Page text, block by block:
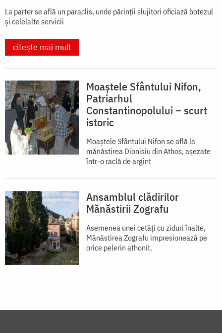
La parter se află un paraclis, unde părinții slujitori oficiază botezul
și celelalte servicii
citește mai mult
Moaștele Sfântului Nifon,
Patriarhul
Constantinopolului – scurt
istoric
Moaștele Sfântului Nifon se află la
mănăstirea Dionisiu din Athos, aşezate
într-o raclă de argint
Ansamblul clădirilor
Mănăstirii Zografu
Asemenea unei cetăţi cu ziduri înalte,
Mănăstirea Zografu impresionează pe
orice pelerin athonit.